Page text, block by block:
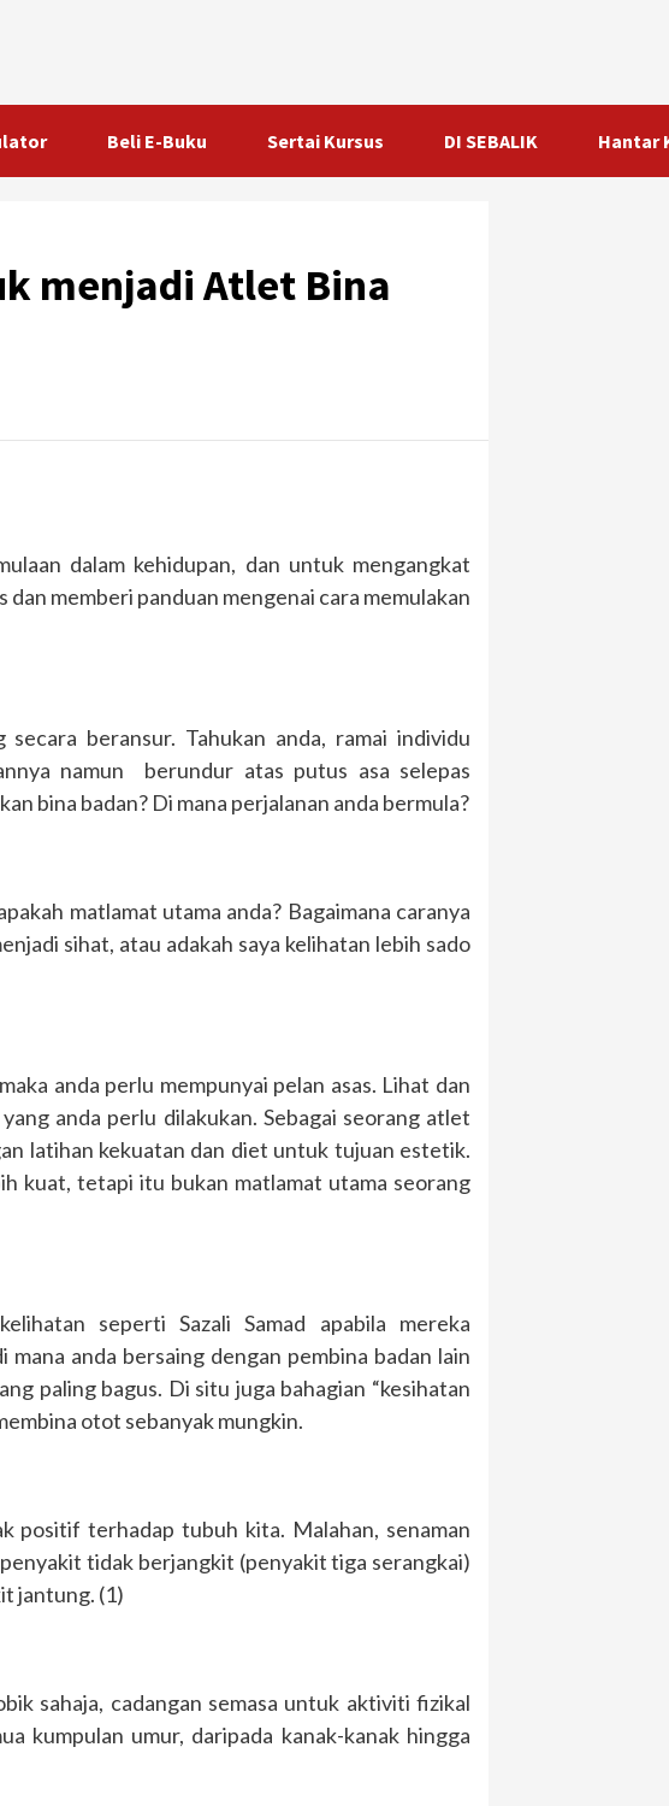
Beli E-Buku Sertai Kursus DI SEBALIK Hantar
menjadi Atlet Bina
dalam kehidupan, dan untuk mengangkat
memberi panduan mengenai cara memulakan
beransur. Tahukan anda, ramai individu
namun berundur atas putus asa selepas
bina badan? Di mana perjalanan anda bermula?
matlamat utama anda? Bagaimana caranya
sihat, atau adakah saya kelihatan lebih sado
anda perlu mempunyai pelan asas. Lihat dan
anda perlu dilakukan. Sebagai seorang atlet
latihan kekuatan dan diet untuk tujuan estetik.
kuat, tetapi itu bukan matlamat utama seorang
seperti Sazali Samad apabila mereka
anda bersaing dengan pembina badan lain
paling bagus. Di situ juga bahagian “kesihatan
otot sebanyak mungkin.
positif terhadap tubuh kita. Malahan, senaman
tidak berjangkit (penyakit tiga serangkai)
jantung. (1)
sahaja, cadangan semasa untuk aktiviti fizikal
kumpulan umur, daripada kanak-kanak hingga